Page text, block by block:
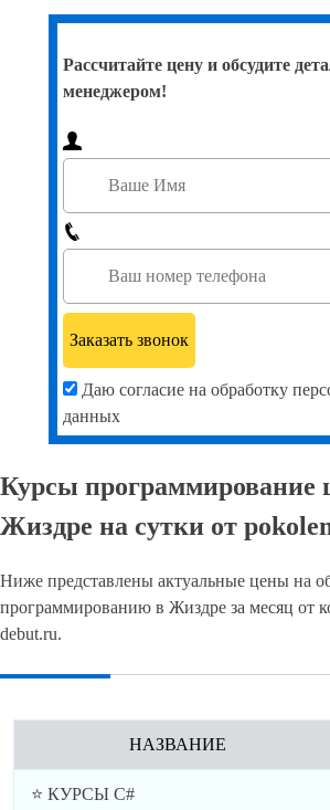
Рассчитайте цену и обсудите
менеджером!
Даю согласие на обработку
данных
Курсы программирование
Жиздре на сутки от
Ниже представлены актуальные цены на
программированию в Жиздре за месяц от
debut.ru.
НАЗВАНИЕ
⭐ КУРСЫ C#